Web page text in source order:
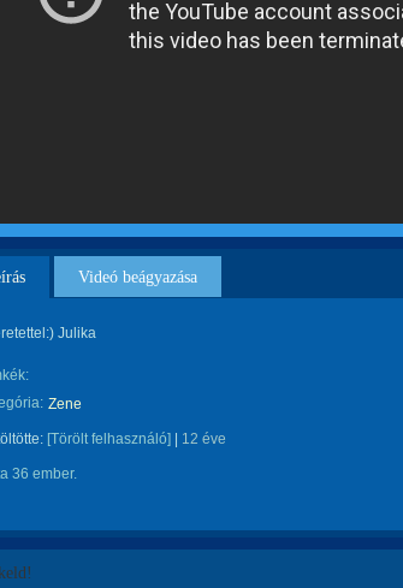
Videó beágyazása
Julika
Zene
[Törölt felhasználó] 12 éve
36 ember.